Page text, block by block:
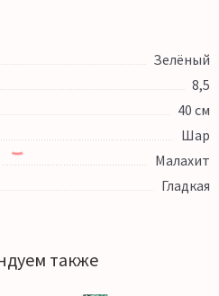
Зелёный
8,5
40 см
Шар
Малахит
Гладкая
также